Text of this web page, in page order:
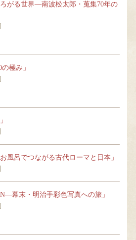
がる世界―南波松太郎・蒐集70年の
極み」
呂でつながる古代ローマと日本」
幕末・明治手彩色写真への旅」